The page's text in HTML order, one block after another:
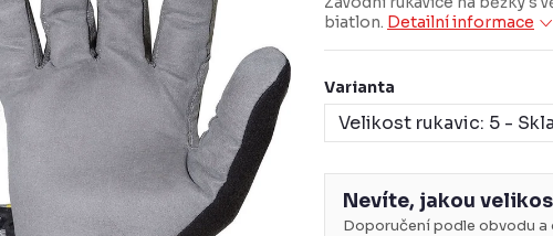
biatlon. Detailní informace
Varianta
Nevíte, jakou
Doporučení podle obvodu a